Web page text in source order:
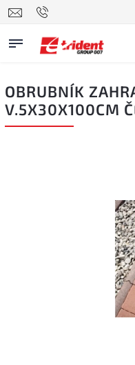
OBRUBNÍK
V.5X30X100CM